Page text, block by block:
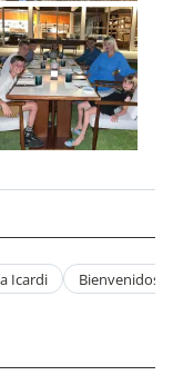
Icardi Bienvenidos